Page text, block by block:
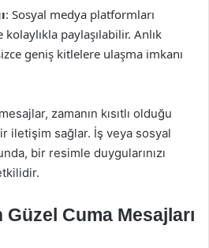
: Sosyal medya platformları
kolaylıkla paylaşılabilir. Anlık
geniş kitlelere ulaşma imkanı
zamanın kısıtlı olduğu
iletişim sağlar. İş veya sosyal
bir resimle duygularınızı
Güzel Cuma Mesajları